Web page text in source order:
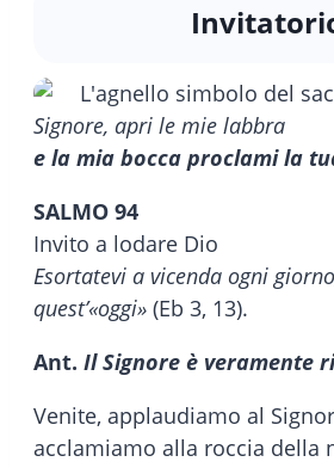
Signore, apri le mie labbra
e la mia bocca proclami la
SALMO 94
Invito a lodare Dio
Esortatevi a vicenda ogni
quest’«oggi» (Eb 3, 13).
Ant. Il Signore è veramente
Venite, applaudiamo al
acclamiamo alla roccia della